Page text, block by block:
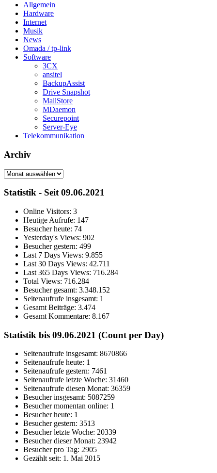
Allgemein
Hardware
Internet
Musik
News
Omada / tp-link
Software
3CX
ansitel
BackupAssist
Drive Snapshot
MailStore
MDaemon
Securepoint
Server-Eye
Telekommunikation
Archiv
Archiv
Statistik - Seit 09.06.2021
Online Visitors: 3
Heutige Aufrufe: 147
Besucher heute: 74
Yesterday's Views: 902
Besucher gestern: 499
Last 7 Days Views: 9.855
Last 30 Days Views: 42.711
Last 365 Days Views: 716.284
Total Views: 716.284
Besucher gesamt: 3.348.152
Seitenaufrufe insgesamt: 1
Gesamt Beiträge: 3.474
Gesamt Kommentare: 8.167
Statistik bis 09.06.2021 (Count per Day)
Seitenaufrufe insgesamt: 8670866
Seitenaufrufe heute: 1
Seitenaufrufe gestern: 7461
Seitenaufrufe letzte Woche: 31460
Seitenaufrufe diesen Monat: 36359
Besucher insgesamt: 5087259
Besucher momentan online: 1
Besucher heute: 1
Besucher gestern: 3513
Besucher letzte Woche: 20339
Besucher dieser Monat: 23942
Besucher pro Tag: 2905
Gezählt seit: 1. Mai 2015